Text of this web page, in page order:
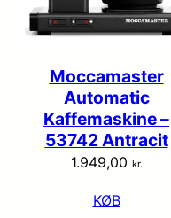
Moccamaster
Automatic
Kaffemaskine –
53742 Antracit
1.949,00 kr.
KØB